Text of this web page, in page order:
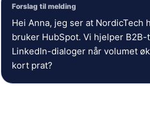
Forslag til melding
Hei Anna, jeg ser at NordicTech
bruker HubSpot. Vi hjelper
LinkedIn-dialoger når volumet
kort prat?